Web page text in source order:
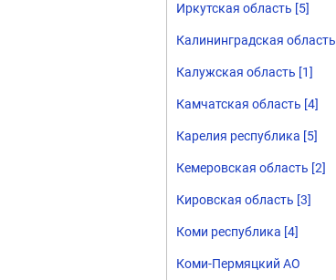
Иркутская область [5]
Калининградская область
Калужская область [1]
Камчатская область [4]
Карелия республика [5]
Кемеровская область [2]
Кировская область [3]
Коми республика [4]
Коми-Пермяцкий АО